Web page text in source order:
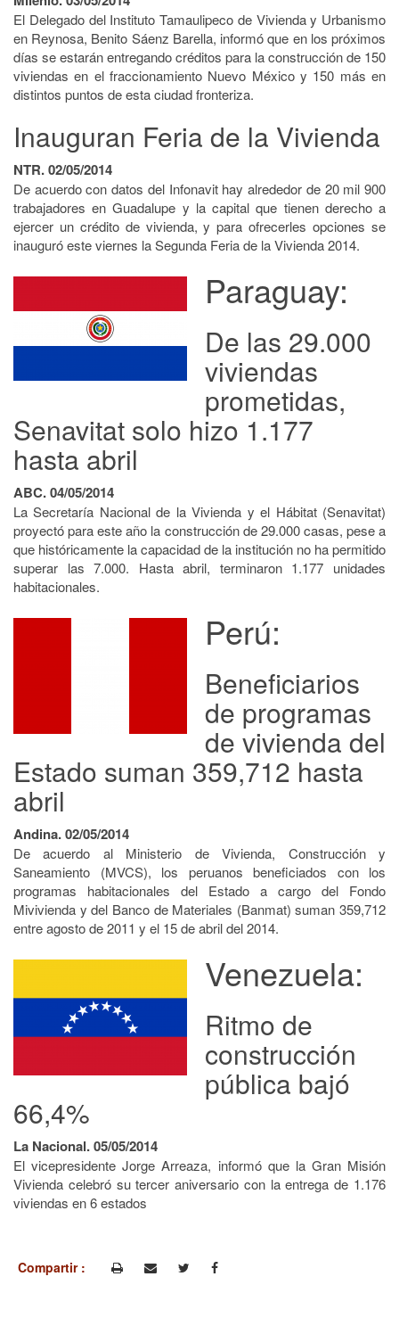
El Delegado del Instituto Tamaulipeco de Vivienda y Urbanismo
en Reynosa, Benito Sáenz Barella, informó que en los próximos
días se estarán entregando créditos para la construcción de 150
viviendas en el fraccionamiento Nuevo México y 150 más en
distintos puntos de esta ciudad fronteriza.
Inauguran Feria de la Vivienda
NTR. 02/05/2014
De acuerdo con datos del Infonavit hay alrededor de 20 mil 900
trabajadores en Guadalupe y la capital que tienen derecho a
ejercer un crédito de vivienda, y para ofrecerles opciones se
inauguró este viernes la Segunda Feria de la Vivienda 2014.
Paraguay:
De las 29.000
viviendas
prometidas,
Senavitat solo hizo 1.177
hasta abril
ABC. 04/05/2014
La Secretaría Nacional de la Vivienda y el Hábitat (Senavitat)
proyectó para este año la construcción de 29.000 casas, pese a
que históricamente la capacidad de la institución no ha permitido
superar las 7.000. Hasta abril, terminaron 1.177 unidades
habitacionales.
Perú:
Beneficiarios
de programas
de vivienda del
Estado suman 359,712 hasta
abril
Andina. 02/05/2014
De acuerdo al Ministerio de Vivienda, Construcción y
Saneamiento (MVCS), los peruanos beneficiados con los
programas habitacionales del Estado a cargo del Fondo
Mivivienda y del Banco de Materiales (Banmat) suman 359,712
entre agosto de 2011 y el 15 de abril del 2014.
Venezuela:
Ritmo de
construcción
pública bajó
66,4%
La Nacional. 05/05/2014
El vicepresidente Jorge Arreaza, informó que la Gran Misión
Vivienda celebró su tercer aniversario con la entrega de 1.176
viviendas en 6 estados
Compartir :